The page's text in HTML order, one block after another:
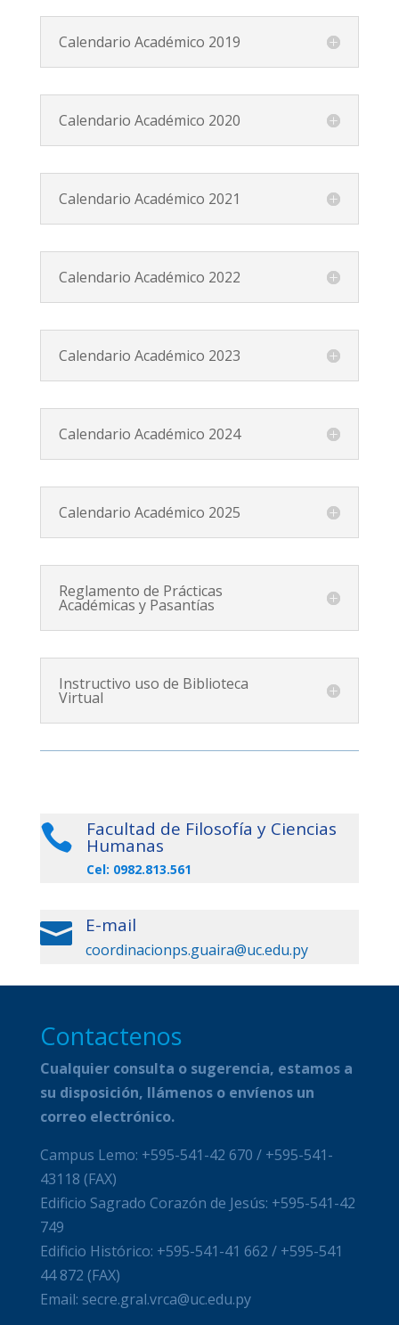
Calendario Académico 2019
Calendario Académico 2020
Calendario Académico 2021
Calendario Académico 2022
Calendario Académico 2023
Calendario Académico 2024
Calendario Académico 2025
Reglamento de Prácticas
Académicas y Pasantías
Instructivo uso de Biblioteca
Virtual
 Facultad de Filosofía y Ciencias
Humanas
Cel: 0982.813.561
 E-mail
coordinacionps.guaira@uc.edu.py
Contactenos
Cualquier consulta o sugerencia, estamos a
su disposición, llámenos o envíenos un
correo electrónico.
Campus Lemo: +595-541-42 670 / +595-541-
43118 (FAX)
Edificio Sagrado Corazón de Jesús: +595-541-42
749
Edificio Histórico: +595-541-41 662 / +595-541
44 872 (FAX)
Email: secre.gral.vrca@uc.edu.py